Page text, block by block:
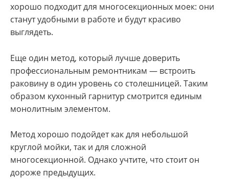
хорошо подходит для многосекционных моек: они
станут удобными в работе и будут красиво
выглядеть.
Еще один метод, который лучше доверить
профессиональным ремонтникам — встроить
раковину в один уровень со столешницей. Таким
образом кухонный гарнитур смотрится единым
монолитным элементом.
Метод хорошо подойдет как для небольшой
круглой мойки, так и для сложной
многосекционной. Однако учтите, что стоит он
дороже предыдущих.